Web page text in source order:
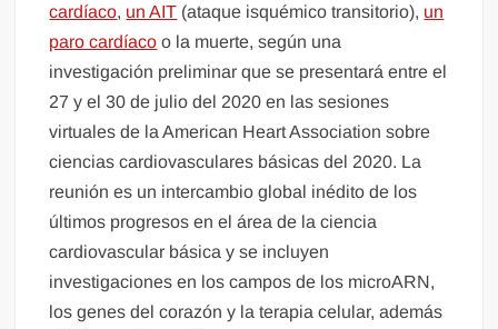
cardíaco, un AIT (ataque isquémico transitorio), un
paro cardíaco o la muerte, según una
investigación preliminar que se presentará entre el
27 y el 30 de julio del 2020 en las sesiones
virtuales de la American Heart Association sobre
ciencias cardiovasculares básicas del 2020. La
reunión es un intercambio global inédito de los
últimos progresos en el área de la ciencia
cardiovascular básica y se incluyen
investigaciones en los campos de los microARN,
los genes del corazón y la terapia celular, además